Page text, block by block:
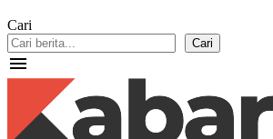
Cari
Cari
menu